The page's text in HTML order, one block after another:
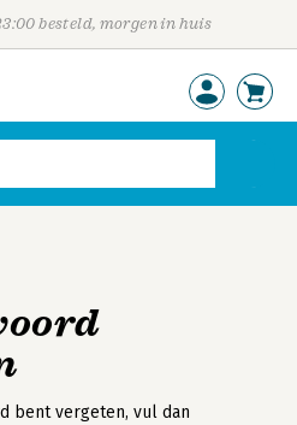
besteld, morgen in huis
bent vergeten, vul dan